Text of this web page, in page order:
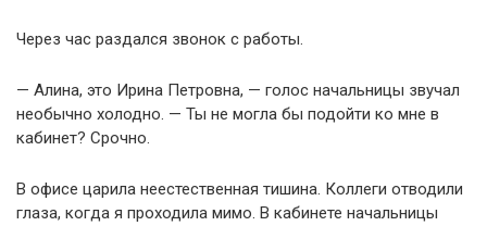
Через час раздался звонок с работы.
— Алина, это Ирина Петровна, — голос начальницы звучал
необычно холодно. — Ты не могла бы подойти ко мне в
кабинет? Срочно.
В офисе царила неестественная тишина. Коллеги отводили
глаза, когда я проходила мимо. В кабинете начальницы